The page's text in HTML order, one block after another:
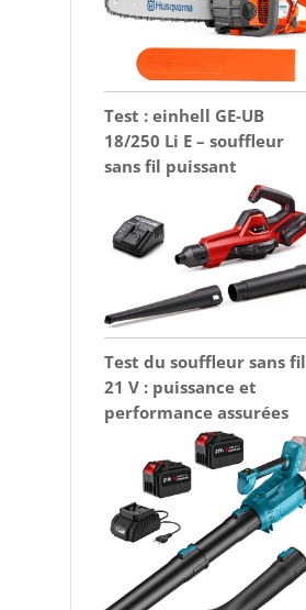
Test : einhell GE-UB
18/250 Li E – souffleur
sans fil puissant
Test du souffleur sans fil
21 V : puissance et
performance assurées